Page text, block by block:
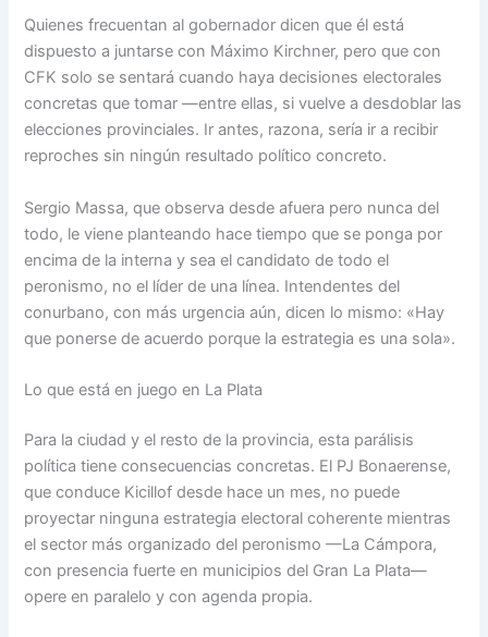
Quienes frecuentan al gobernador dicen que él está
dispuesto a juntarse con Máximo Kirchner, pero que con
CFK solo se sentará cuando haya decisiones electorales
concretas que tomar —entre ellas, si vuelve a desdoblar las
elecciones provinciales. Ir antes, razona, sería ir a recibir
reproches sin ningún resultado político concreto.
Sergio Massa, que observa desde afuera pero nunca del
todo, le viene planteando hace tiempo que se ponga por
encima de la interna y sea el candidato de todo el
peronismo, no el líder de una línea. Intendentes del
conurbano, con más urgencia aún, dicen lo mismo: «Hay
que ponerse de acuerdo porque la estrategia es una sola».
Lo que está en juego en La Plata
Para la ciudad y el resto de la provincia, esta parálisis
política tiene consecuencias concretas. El PJ Bonaerense,
que conduce Kicillof desde hace un mes, no puede
proyectar ninguna estrategia electoral coherente mientras
el sector más organizado del peronismo —La Cámpora,
con presencia fuerte en municipios del Gran La Plata—
opere en paralelo y con agenda propia.